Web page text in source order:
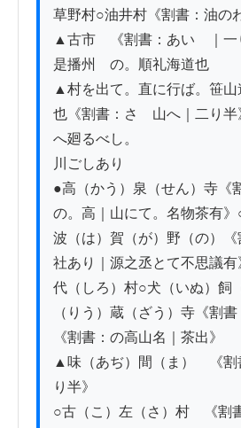
草野村○油井村《割書：油の
▲古市　《割書：あいゟ｜一
是播州ゟの。順礼海道也
▲村を出て。直に行ば。笹山
也《割書：さゝ山へ｜二り
へ廻るべし。
川ごしあり
●高（かう）泉（せん）寺《
の。高｜山にて。名物茶有》
波（は）賀（が）野（の）
社あり｜源之丞とて不思議有
代（しろ）村○犬（いぬ）飼
（りう）蔵（ざう）寺《割書
《割書：の高山名｜茶出》
▲味（あぢ）間（ま）　《割
り半》
○古（こ）左（さ）村　《割